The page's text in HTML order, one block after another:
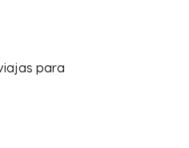
para